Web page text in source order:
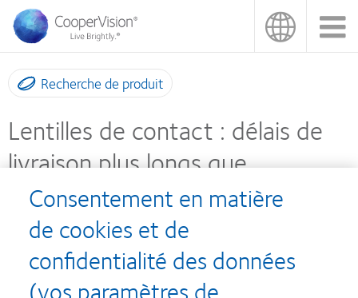
contenu
principal
Recherche de produit
Lentilles de contact : délais de
livraison plus longs que
d’habitude pour les lentilles MTO
(made to order) de
CooperVision jusqu’au 30 avril
Consentement en matière
de cookies et de
confidentialité des données